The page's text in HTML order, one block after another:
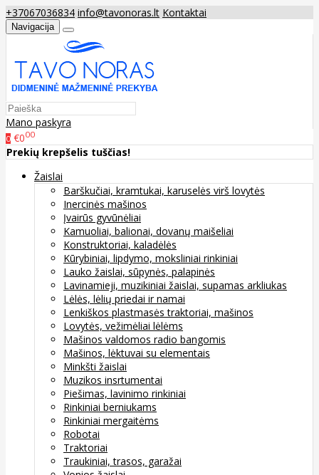
+37067036834 info@tavonoras.lt Kontaktai
Navigacija
Mano paskyra
0 €000
Prekių krepšelis tuščias!
Žaislai
Barškučiai, kramtukai, karuselės virš lovytės
Inercinės mašinos
Įvairūs gyvūnėliai
Kamuoliai, balionai, dovanų maišeliai
Konstruktoriai, kaladėlės
Kūrybiniai, lipdymo, moksliniai rinkiniai
Lauko žaislai, sūpynės, palapinės
Lavinamieji, muzikiniai žaislai, supamas arkliukas
Lėlės, lėlių priedai ir namai
Lenkiškos plastmasės traktoriai, mašinos
Lovytės, vežimėliai lėlėms
Mašinos valdomos radio bangomis
Mašinos, lėktuvai su elementais
Minkšti žaislai
Muzikos insrtumentai
Piešimas, lavinimo rinkiniai
Rinkiniai berniukams
Rinkiniai mergaitėms
Robotai
Traktoriai
Traukiniai, trasos, garažai